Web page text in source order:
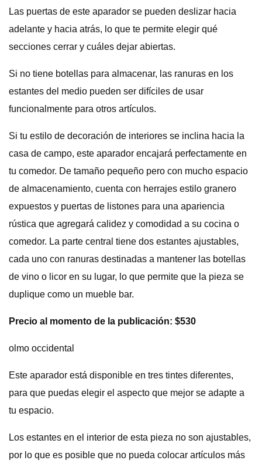
Las puertas de este aparador se pueden deslizar hacia
adelante y hacia atrás, lo que te permite elegir qué
secciones cerrar y cuáles dejar abiertas.
Si no tiene botellas para almacenar, las ranuras en los
estantes del medio pueden ser difíciles de usar
funcionalmente para otros artículos.
Si tu estilo de decoración de interiores se inclina hacia la
casa de campo, este aparador encajará perfectamente en
tu comedor. De tamaño pequeño pero con mucho espacio
de almacenamiento, cuenta con herrajes estilo granero
expuestos y puertas de listones para una apariencia
rústica que agregará calidez y comodidad a su cocina o
comedor. La parte central tiene dos estantes ajustables,
cada uno con ranuras destinadas a mantener las botellas
de vino o licor en su lugar, lo que permite que la pieza se
duplique como un mueble bar.
Precio al momento de la publicación: $530
olmo occidental
Este aparador está disponible en tres tintes diferentes,
para que puedas elegir el aspecto que mejor se adapte a
tu espacio.
Los estantes en el interior de esta pieza no son ajustables,
por lo que es posible que no pueda colocar artículos más